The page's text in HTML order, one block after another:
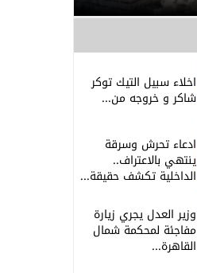
اخلاء سبيل التيك توكر
شاكر و خروجه من...
ادعاء تحرش وسرقة
ينتهي بالاعتراف..
الداخلية تكشف حقيقة...
وزير العدل يجري زيارة
مفاجئة لمحكمة شمال
القاهرة...